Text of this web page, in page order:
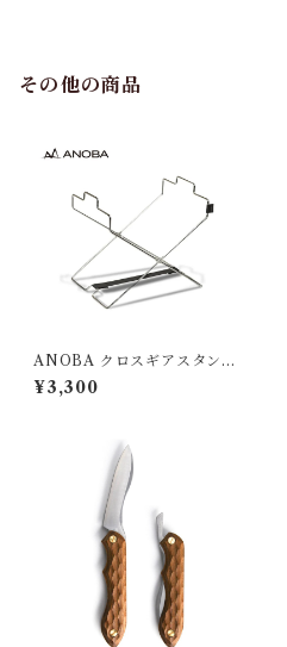
その他の商品
ANOBA クロスギアスタンド
SUS Ver.
¥3,300